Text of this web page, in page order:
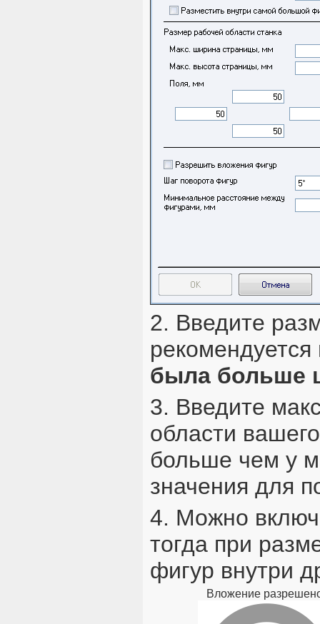
2. Введите
была больше
3. Введите
области
больше чем у
значения для
4. Можно
тогда при
фигур внутри
Вложение